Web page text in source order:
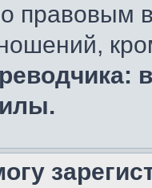
правовым